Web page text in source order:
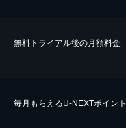
無料トライアル後の⽉額料金
毎⽉もらえるU-NEXTポイント